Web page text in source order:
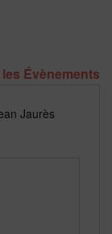
Évènements
Jaurès